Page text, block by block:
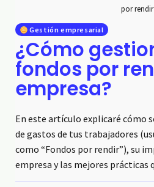
por rendir
Gestión empresarial
¿Cómo
fondos por
empresa?
En este artículo explicaré cómo
de gastos de tus trabajadores
como “Fondos por rendir”), su
empresa y las mejores prácticas